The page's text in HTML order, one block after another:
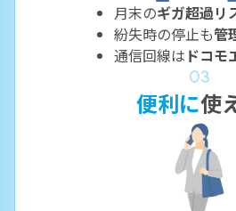
月末のギガ超過リ
紛失時の停止も管
通信回線は ドコモ
03
便利に使